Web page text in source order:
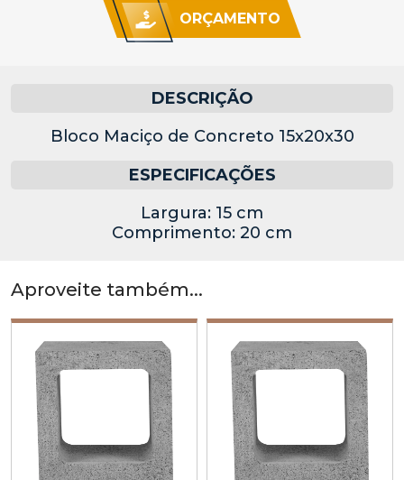
ORÇAMENTO
DESCRIÇÃO
Bloco Maciço de Concreto 15x20x30
ESPECIFICAÇÕES
Largura: 15 cm
Comprimento: 20 cm
Aproveite também...